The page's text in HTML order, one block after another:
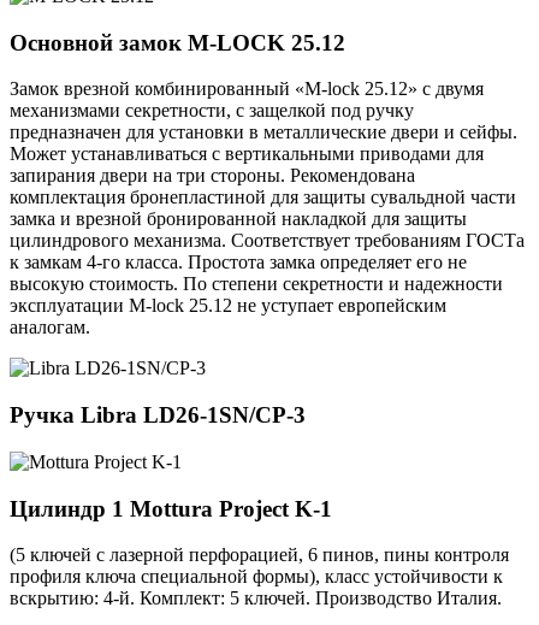
Основной замок M-LOCK 25.12
Замок врезной комбинированный «M-lock 25.12» с двумя
механизмами секретности, с защелкой под ручку
предназначен для установки в металлические двери и сейфы.
Может устанавливаться с вертикальными приводами для
запирания двери на три стороны. Рекомендована
комплектация бронепластиной для защиты сувальдной части
замка и врезной бронированной накладкой для защиты
цилиндрового механизма. Соответствует требованиям ГОСТа
к замкам 4-го класса. Простота замка определяет его не
высокую стоимость. По степени секретности и надежности
эксплуатации M-lock 25.12 не уступает европейским
аналогам.
Ручка Libra LD26-1SN/CP-3
Цилиндр 1 Mottura Project K-1
(5 ключей с лазерной перфорацией, 6 пинов, пины контроля
профиля ключа специальной формы), класс устойчивости к
вскрытию: 4-й. Комплект: 5 ключей. Производство Италия.